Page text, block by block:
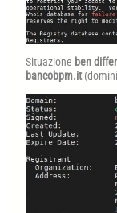
Situazione ben
bancobpm.it